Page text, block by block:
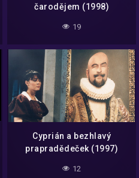
čarodějem (1998)
19
Cyprián a bezhlavý
prapradědeček (1997)
12